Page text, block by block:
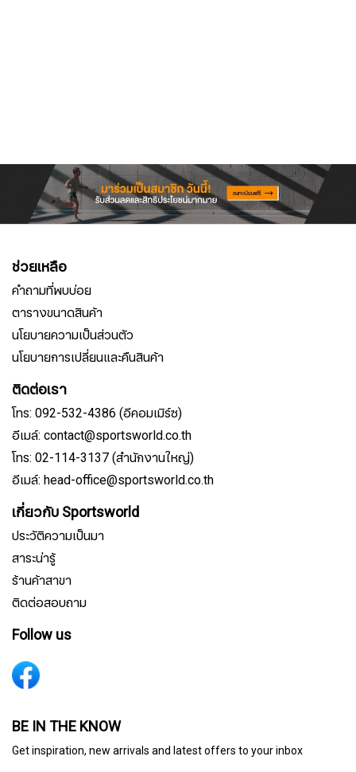
ช่วยเหลือ
คำถามที่พบบ่อย
ตารางขนาดสินค้า
นโยบายความเป็นส่วนตัว
นโยบายการเปลี่ยนและคืนสินค้า
ติดต่อเรา
โทร: 092-532-4386 (อีคอมเมิร์ซ)
อีเมล์: contact@sportsworld.co.th
โทร: 02-114-3137 (สำนักงานใหญ่)
อีเมล์: head-office@sportsworld.co.th
เกี่ยวกับ Sportsworld
ประวัติความเป็นมา
สาระน่ารู้
ร้านค้าสาขา
ติดต่อสอบถาม
Follow us
BE IN THE KNOW
Get inspiration, new arrivals and latest offers to your inbox
สมัครรับจดหมายข่าว